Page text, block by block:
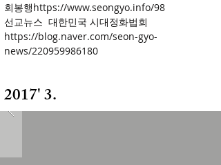
회봉행https://www.seongyo.info/98
선교뉴스 대한민국 시대정화법회
https://blog.naver.com/seon-gyo-
news/220959986180
2017' 3.